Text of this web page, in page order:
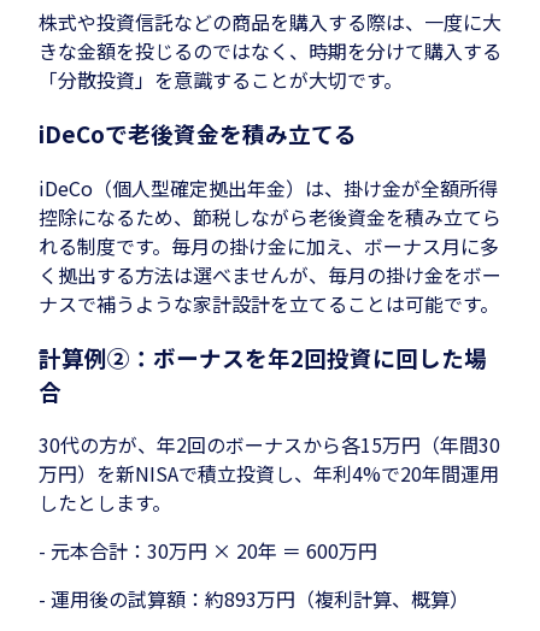
株式や投資信託などの商品を購入する際は、一度に大
きな金額を投じるのではなく、時期を分けて購入する
「分散投資」を意識することが大切です。
iDeCoで老後資金を積み立てる
iDeCo（個人型確定拠出年金）は、掛け金が全額所得
控除になるため、節税しながら老後資金を積み立てら
れる制度です。毎月の掛け金に加え、ボーナス月に多
く拠出する方法は選べませんが、毎月の掛け金をボー
ナスで補うような家計設計を立てることは可能です。
計算例②：ボーナスを年2回投資に回した場
合
30代の方が、年2回のボーナスから各15万円（年間30
万円）を新NISAで積立投資し、年利4%で20年間運用
したとします。
- 元本合計：30万円 × 20年 ＝ 600万円
- 運用後の試算額：約893万円（複利計算、概算）